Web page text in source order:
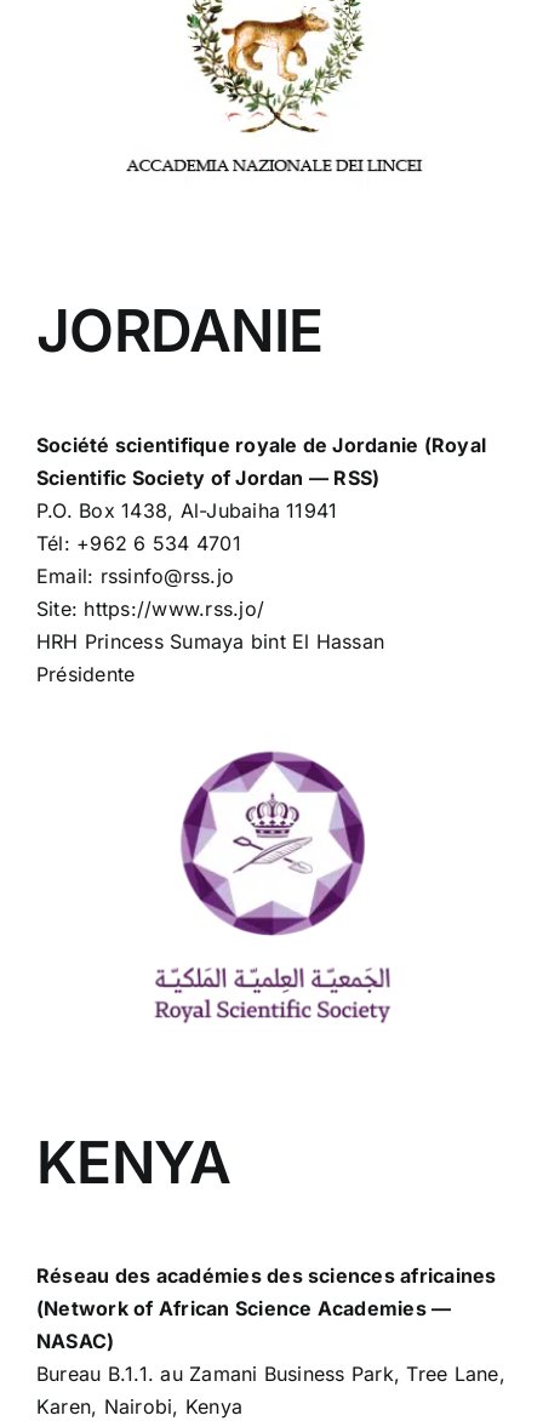
JORDANIE
Société scientifique royale de Jordanie (Royal
Scientific Society of Jordan — RSS)
P.O. Box 1438, Al-Jubaiha 11941
Tél: +962 6 534 4701
Email: rssinfo@rss.jo
Site: https://www.rss.jo/
HRH Princess Sumaya bint El Hassan
Présidente
KENYA
Réseau des académies des sciences africaines
(Network of African Science Academies —
NASAC)
Bureau B.1.1. au Zamani Business Park, Tree Lane,
Karen, Nairobi, Kenya